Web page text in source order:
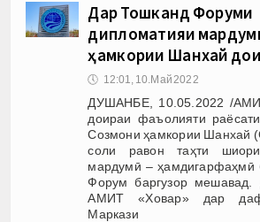
Дар Тошканд Форуми
дипломатияи
ҳамкории Шанхай
🕔 12:01, 10.Май 2022
ДУШАНБЕ, 10.05.2022 /
доираи фаъолияти
Созмони ҳамкории Шанхай
соли равон таҳти
мардумӣ – ҳамдигарфаҳмӣ
Форум баргузор
АМИТ «Ховар» дар
Маркази